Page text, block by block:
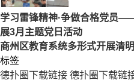
学习雷锋精神·争做合格党员
展3月主题党日活动
商州区教育系统多形式开展清
标签
德扑圈下载链接 德扑圈下载链